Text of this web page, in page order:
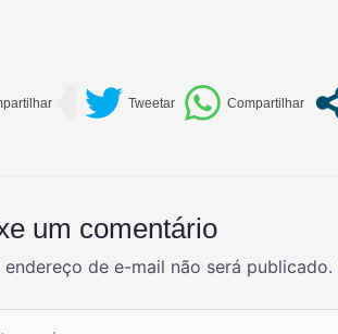
um comentário
endereço de e-mail não será publicado.